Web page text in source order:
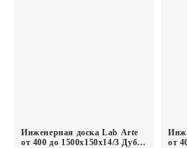
Инженерная доска Lab Arte
от 400 до 1500х150х14/3 Дуб
от